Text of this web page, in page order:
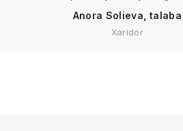
Anora Solieva, talaba
Xaridor